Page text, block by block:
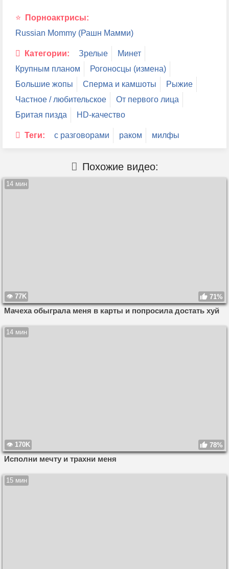
Порноактрисы:
Russian Mommy (Рашн Мамми)
Категории: Зрелые
Минет
Крупным планом
Рогоносцы (измена)
Большие жопы
Сперма и камшоты
Рыжие
Частное / любительское
От первого лица
Бритая пизда
HD-качество
Теги: с разговорами раком милфы
Похожие видео:
14 мин
77K 71%
Мачеха обыграла меня в карты и попросила достать хуй
14 мин
170K 78%
Исполни мечту и трахни меня
15 мин